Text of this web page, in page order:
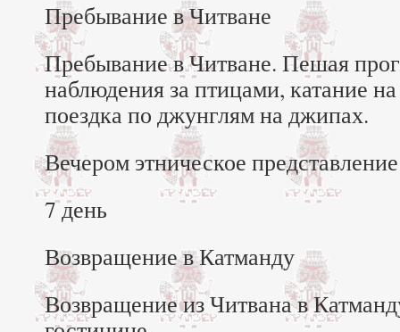
Пребывание в Читване
Пребывание в Читване. Пешая
наблюдения за птицами, катание
поездка по джунглям на джипах.
Вечером этническое
7 день
Возвращение в Катманду
Возвращение из Читвана в